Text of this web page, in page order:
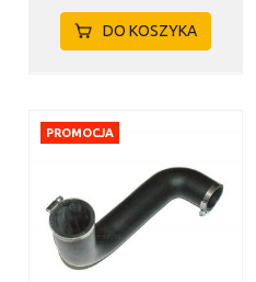
DO KOSZYKA
PROMOCJA